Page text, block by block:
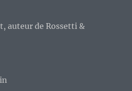
auteur de Rossetti &